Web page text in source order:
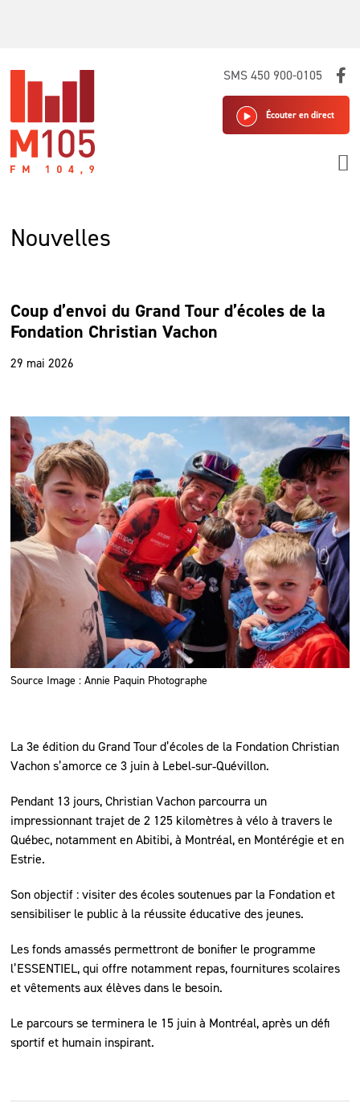
SMS 450 900-0105
Écouter en direct
Nouvelles
Coup d’envoi du Grand Tour d’écoles de la
Fondation Christian Vachon
29 mai 2026
Source Image : Annie Paquin Photographe
La 3e édition du Grand Tour d’écoles de la Fondation Christian
Vachon s’amorce ce 3 juin à Lebel‑sur‑Quévillon.
Pendant 13 jours, Christian Vachon parcourra un
impressionnant trajet de 2 125 kilomètres à vélo à travers le
Québec, notamment en Abitibi, à Montréal, en Montérégie et en
Estrie.
Son objectif : visiter des écoles soutenues par la Fondation et
sensibiliser le public à la réussite éducative des jeunes.
Les fonds amassés permettront de bonifier le programme
l’ESSENTIEL, qui offre notamment repas, fournitures scolaires
et vêtements aux élèves dans le besoin.
Le parcours se terminera le 15 juin à Montréal, après un défi
sportif et humain inspirant.